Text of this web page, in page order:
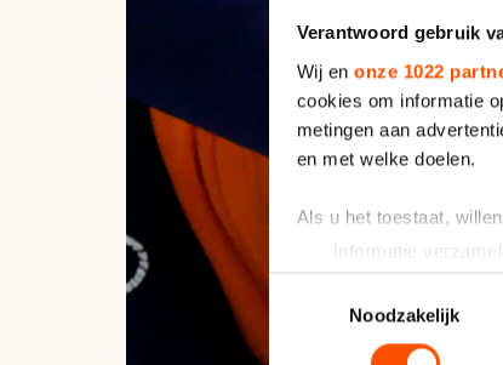
Verantwoord gebruik
Wij en onze 1022
cookies om informatie
metingen aan
en met welke doelen.
Als u het toestaat,
Informatie
Uw apparaat
Lees meer over hoe
toestemming op elk
Noodzakelijk